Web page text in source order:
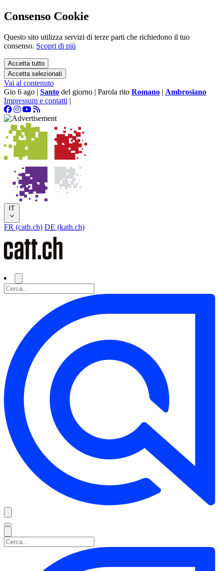
Consenso Cookie
Questo sito utilizza servizi di terze parti che richiedono il tuo
consenso. Scopri di più
Accetta tutto
Accetta selezionati
Vai al contenuto
Gio 6 ago | Santo del giorno | Parola rito Romano | Ambrosiano
Impressum e contatti |
IT
FR (cath.ch) DE (kath.ch)